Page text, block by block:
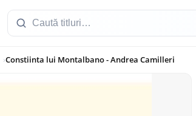
Constiinta lui Montalbano - Andrea Camilleri